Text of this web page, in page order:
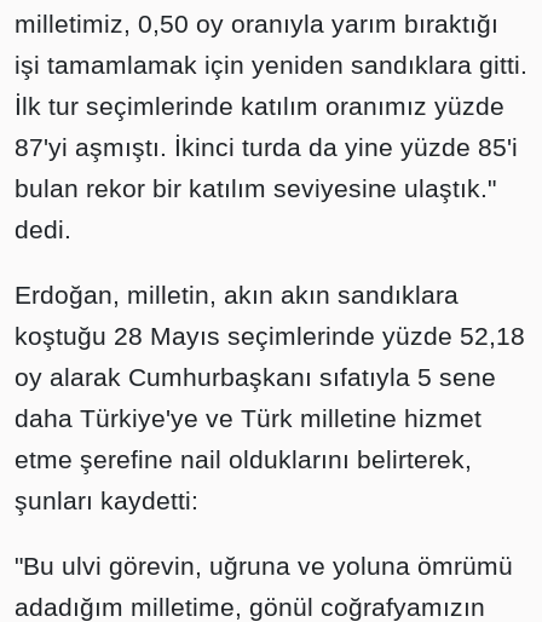
milletimiz, 0,50 oy oranıyla yarım bıraktığı
işi tamamlamak için yeniden sandıklara gitti.
İlk tur seçimlerinde katılım oranımız yüzde
87'yi aşmıştı. İkinci turda da yine yüzde 85'i
bulan rekor bir katılım seviyesine ulaştık."
dedi.
Erdoğan, milletin, akın akın sandıklara
koştuğu 28 Mayıs seçimlerinde yüzde 52,18
oy alarak Cumhurbaşkanı sıfatıyla 5 sene
daha Türkiye'ye ve Türk milletine hizmet
etme şerefine nail olduklarını belirterek,
şunları kaydetti:
"Bu ulvi görevin, uğruna ve yoluna ömrümü
adadığım milletime, gönül coğrafyamızın